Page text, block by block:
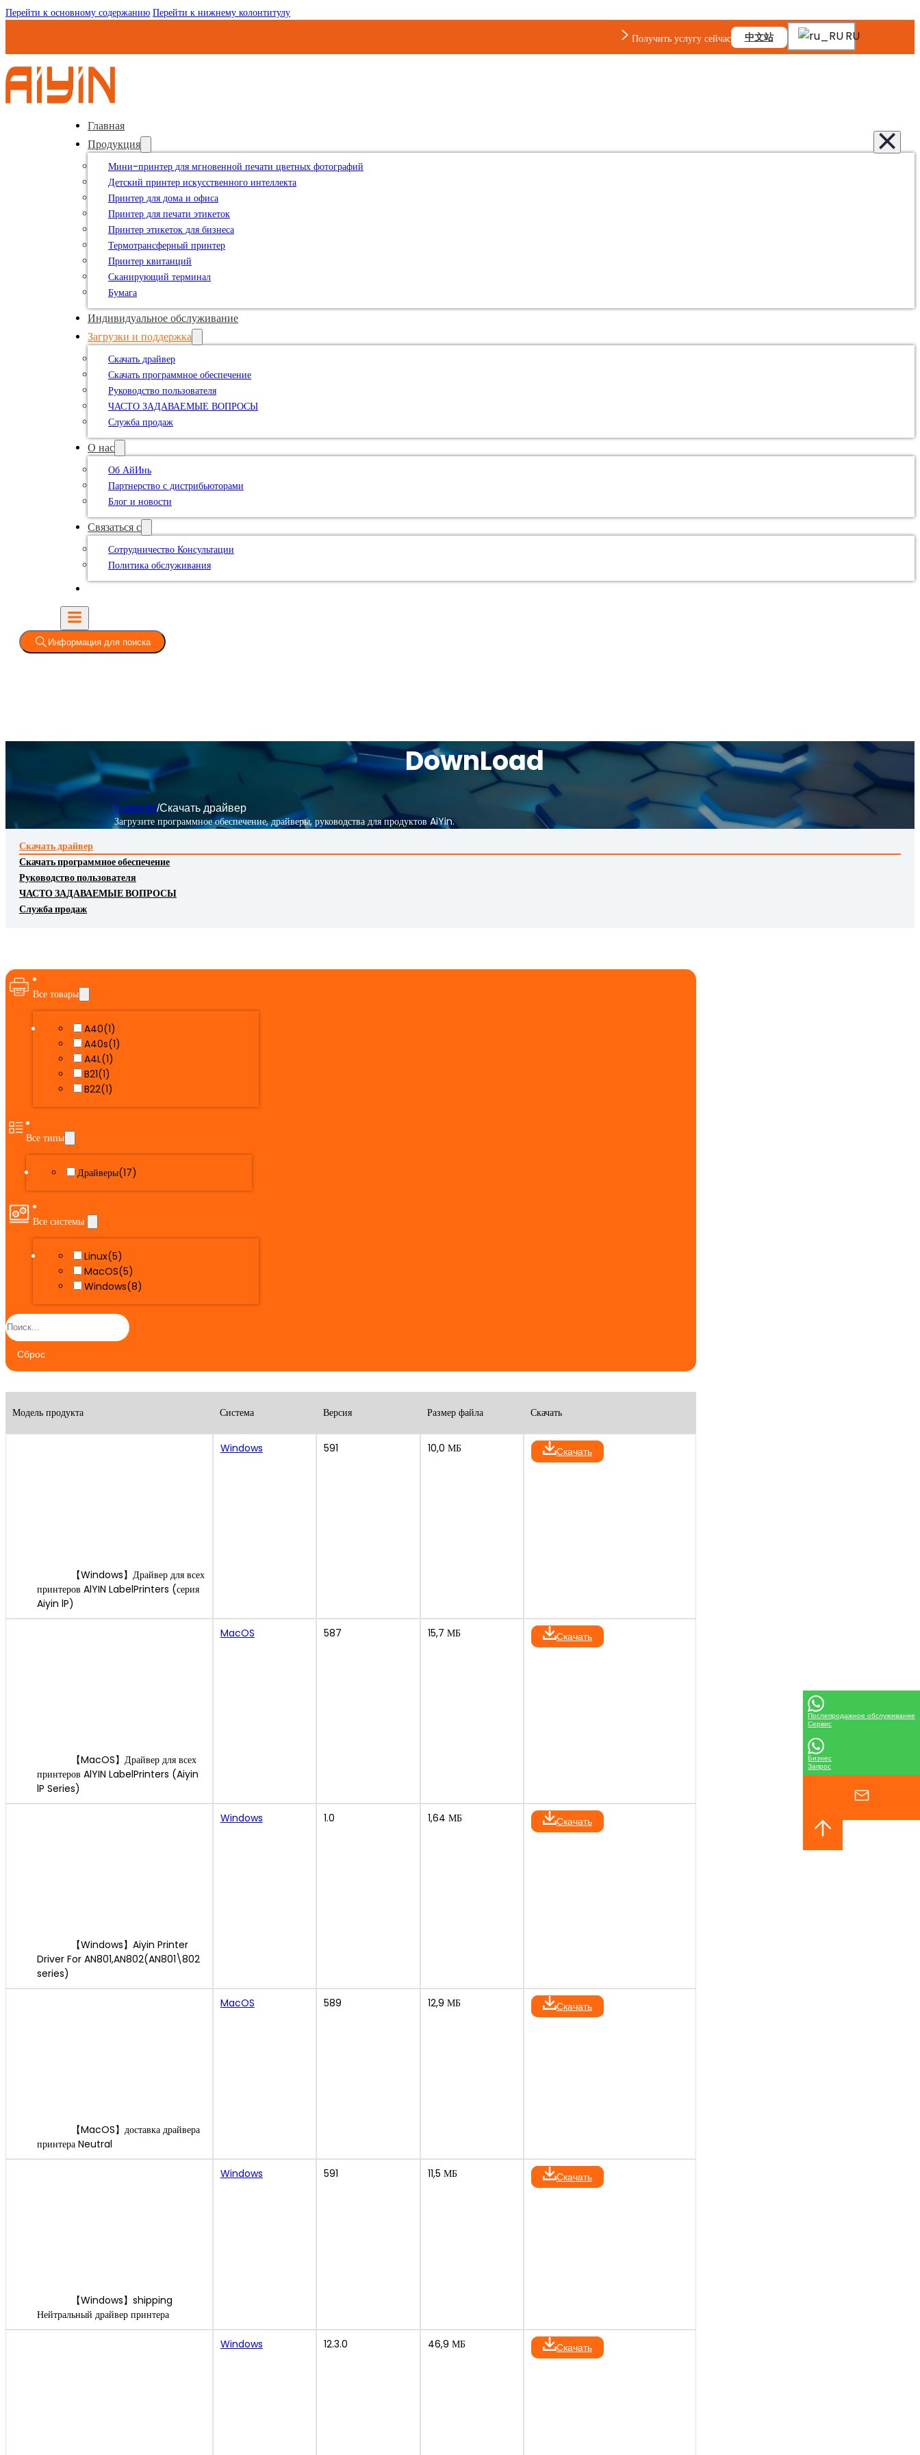
Перейти к основному содержанию Перейти к нижнему колонтитулу
Получить услугу сейчас
中文站 RU
Главная
Продукция
Мини-принтер для мгновенной печати цветных фотографий
Детский принтер искусственного интеллекта
Принтер для дома и офиса
Принтер для печати этикеток
Принтер этикеток для бизнеса
Термотрансферный принтер
Принтер квитанций
Сканирующий терминал
Бумага
Индивидуальное обслуживание
Загрузки и поддержка
Скачать драйвер
Скачать программное обеспечение
Руководство пользователя
ЧАСТО ЗАДАВАЕМЫЕ ВОПРОСЫ
Служба продаж
О нас
Об АйИнь
Партнерство с дистрибьюторами
Блог и новости
Связаться с
Сотрудничество Консультации
Политика обслуживания
Информация для поиска
DownLoad
Главная/Скачать драйвер
Загрузите программное обеспечение, драйверы, руководства для продуктов AiYin.
Скачать драйвер
Скачать программное обеспечение
Руководство пользователя
ЧАСТО ЗАДАВАЕМЫЕ ВОПРОСЫ
Служба продаж
Все товары
A40(1)
A40s(1)
A4L(1)
B21(1)
B22(1)
Все типы
Драйверы(17)
Все системы
Linux(5)
MacOS(5)
Windows(8)
Сброс
Модель продукта Система Версия Размер файла Скачать
【Windows】Драйвер для всех
принтеров AlYIN LabelPrinters (серия
Aiyin lP)
Windows 591 10,0 МБ Скачать
【MacOS】Драйвер для всех
принтеров AlYIN LabelPrinters (Aiyin
lP Series)
MacOS 587 15,7 МБ Скачать
【Windows】Aiyin Printer
Driver For AN801,AN802(AN801\802
series)
Windows 1.0 1,64 МБ Скачать
【MacOS】доставка драйвера
принтера Neutral
MacOS 589 12,9 МБ Скачать
【Windows】shipping
Нейтральный драйвер принтера
Windows 591 11,5 МБ Скачать
Windows 12.3.0 46,9 МБ Скачать
Послепродажное обслуживание
Сервис
Бизнес
Запрос